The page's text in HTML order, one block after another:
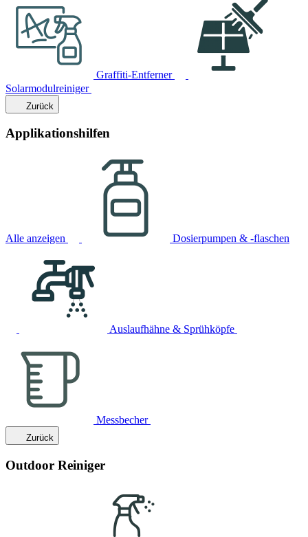
Graffiti-Entferner
Solarmodulreiniger
Zurück
Applikationshilfen
Alle anzeigen Dosierpumpen & -flaschen
Auslaufhähne & Sprühköpfe
Messbecher
Zurück
Outdoor Reiniger